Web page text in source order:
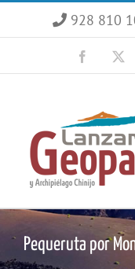
928 810
Facebook
Pequeruta por